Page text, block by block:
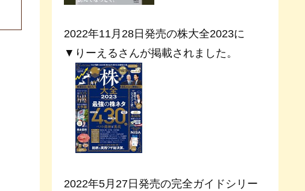
2022年11月28日発売の株大全2023に
▼りーえるさんが掲載されました。
2022年5月27日発売の完全ガイドシリー